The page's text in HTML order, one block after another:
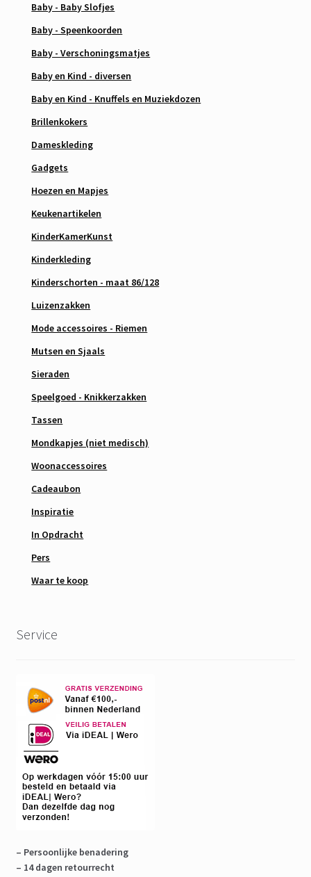
Baby - Baby Slofjes
Baby - Speenkoorden
Baby - Verschoningsmatjes
Baby en Kind - diversen
Baby en Kind - Knuffels en Muziekdozen
Brillenkokers
Dameskleding
Gadgets
Hoezen en Mapjes
Keukenartikelen
KinderKamerKunst
Kinderkleding
Kinderschorten - maat 86/128
Luizenzakken
Mode accessoires - Riemen
Mutsen en Sjaals
Sieraden
Speelgoed - Knikkerzakken
Tassen
Mondkapjes (niet medisch)
Woonaccessoires
Cadeaubon
Inspiratie
In Opdracht
Pers
Waar te koop
Service
– Persoonlijke benadering
– 14 dagen retourrecht